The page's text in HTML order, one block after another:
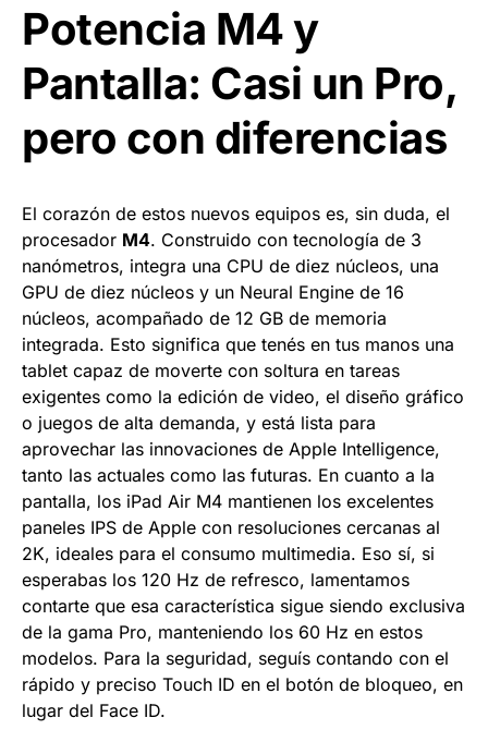
Potencia M4 y
Pantalla: Casi un Pro,
pero con diferencias
El corazón de estos nuevos equipos es, sin duda, el
procesador M4. Construido con tecnología de 3
nanómetros, integra una CPU de diez núcleos, una
GPU de diez núcleos y un Neural Engine de 16
núcleos, acompañado de 12 GB de memoria
integrada. Esto significa que tenés en tus manos una
tablet capaz de moverte con soltura en tareas
exigentes como la edición de video, el diseño gráfico
o juegos de alta demanda, y está lista para
aprovechar las innovaciones de Apple Intelligence,
tanto las actuales como las futuras. En cuanto a la
pantalla, los iPad Air M4 mantienen los excelentes
paneles IPS de Apple con resoluciones cercanas al
2K, ideales para el consumo multimedia. Eso sí, si
esperabas los 120 Hz de refresco, lamentamos
contarte que esa característica sigue siendo exclusiva
de la gama Pro, manteniendo los 60 Hz en estos
modelos. Para la seguridad, seguís contando con el
rápido y preciso Touch ID en el botón de bloqueo, en
lugar del Face ID.